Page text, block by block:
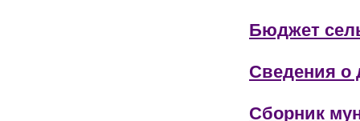
Бюджет
Сведения о
Сборник